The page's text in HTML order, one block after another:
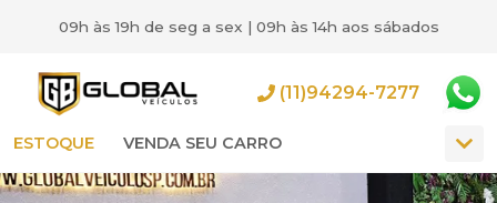
09h às 19h de seg a sex | 09h às 14h aos sábados
ESTOQUE VENDA SEU CARRO
(11)94294-7277